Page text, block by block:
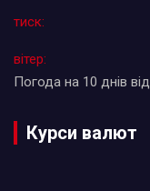
тиск:
вітер:
Погода на 10 днів від
Курси валют